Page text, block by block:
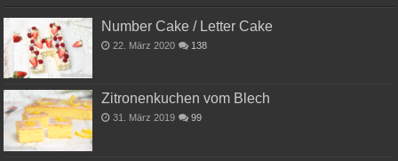
Number Cake / Letter Cake
22. März 2020 138
Zitronenkuchen vom Blech
31. März 2019 99